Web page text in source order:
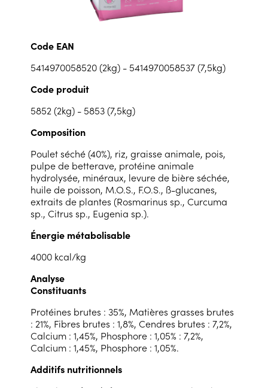
Code EAN
5414970058520 (2kg) - 5414970058537 (7,5kg)
Code produit
5852 (2kg) - 5853 (7,5kg)
Composition
Poulet séché (40%), riz, graisse animale, pois,
pulpe de betterave, protéine animale
hydrolysée, minéraux, levure de bière séchée,
huile de poisson, M.O.S., F.O.S., ß-glucanes,
extraits de plantes (Rosmarinus sp., Curcuma
sp., Citrus sp., Eugenia sp.).
Énergie métabolisable
4000 kcal/kg
Analyse
Constituants
Protéines brutes : 35%, Matières grasses brutes
: 21%, Fibres brutes : 1,8%, Cendres brutes : 7,2%,
Calcium : 1,45%, Phosphore : 1,05% : 7,2%,
Calcium : 1,45%, Phosphore : 1,05%.
Additifs nutritionnels